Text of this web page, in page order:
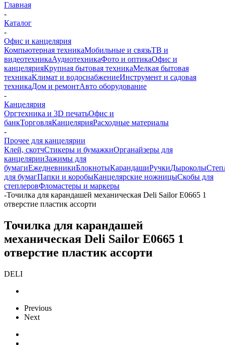
Главная
-
Каталог
-
Офис и канцелярия
Компьютерная техникаМобильные и связьТВ и
видеотехникаАудиотехникаФото и оптикаОфис и
канцелярияКрупная бытовая техникаМелкая бытовая
техникаКлимат и водоснабжениеИнструмент и садовая
техникаДом и ремонтАвто оборудование
-
Канцелярия
Оргтехника и 3D печатьОфис и
банкТорговляКанцелярияРасходные материалы
-
Прочее для канцелярии
Клей, скотчСтикеры и бумажкиОрганайзеры для
канцелярииЗажимы для
бумагиЕжедневникиБлокнотыКарандашиРучкиДыроколы
для бумагПапки и коробыКанцелярские ножницыСкобы для
степлеровФломастеры и маркеры
-Точилка для карандашей механическая Deli Sailor E0665 1
отверстие пластик ассорти
Точилка для карандашей
механическая Deli Sailor E0665 1
отверстие пластик ассорти
DELI
Previous
Next